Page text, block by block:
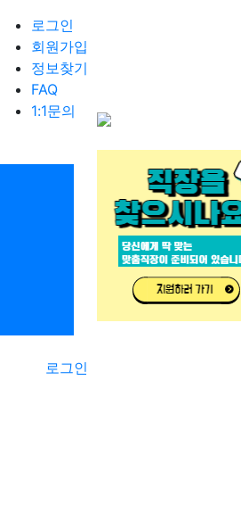
로그인
회원가입
정보찾기
FAQ
1:1문의
로그인